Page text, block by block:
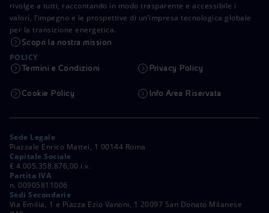
rivolge a tutti, raccontando in modo trasparente e accessibile i
valori, l’impegno e le prospettive di un’impresa tecnologica globale
per la transizione energetica.
Scopri la nostra mission
POLICY
Termini e Condizioni Privacy Policy
Cookie Policy Info Area Riservata
Sede Legale
Piazzale Enrico Mattei, 1 00144 Roma
Capitale Sociale
€ 4.005.358.876,00 i.v.
Partita IVA
n. 00905811006
Sedi Secondarie
Via Emilia, 1 e Piazza Ezio Vanoni, 1 20097 San Donato Milanese